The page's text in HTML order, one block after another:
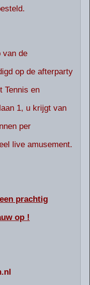
van de
op de afterparty
Tennis en
1, u krijgt van
per
live amusement.
prachtig
op !